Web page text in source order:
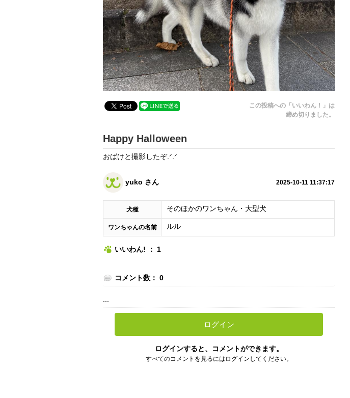
この投稿への「いいわん！」は
締め切りました。
Happy Halloween
おばけと撮影したぞ.ᐟ.ᐟ
yuko さん 2025-10-11 11:37:17
犬種 そのほかのワンちゃん・大型犬
ワンちゃんの名前 ルル
いいわん! ： 1
コメント数： 0
ログイン
ログインすると、コメントができます。
すべてのコメントを見るにはログインしてください。